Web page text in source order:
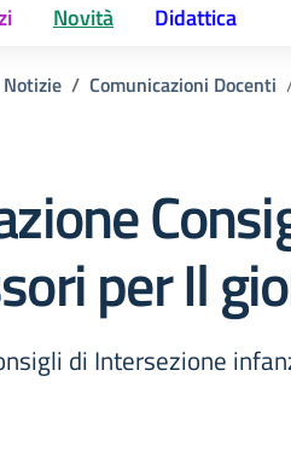
Novità Didattica
Notizie Comunicazioni Docenti
per Il
di Intersezione